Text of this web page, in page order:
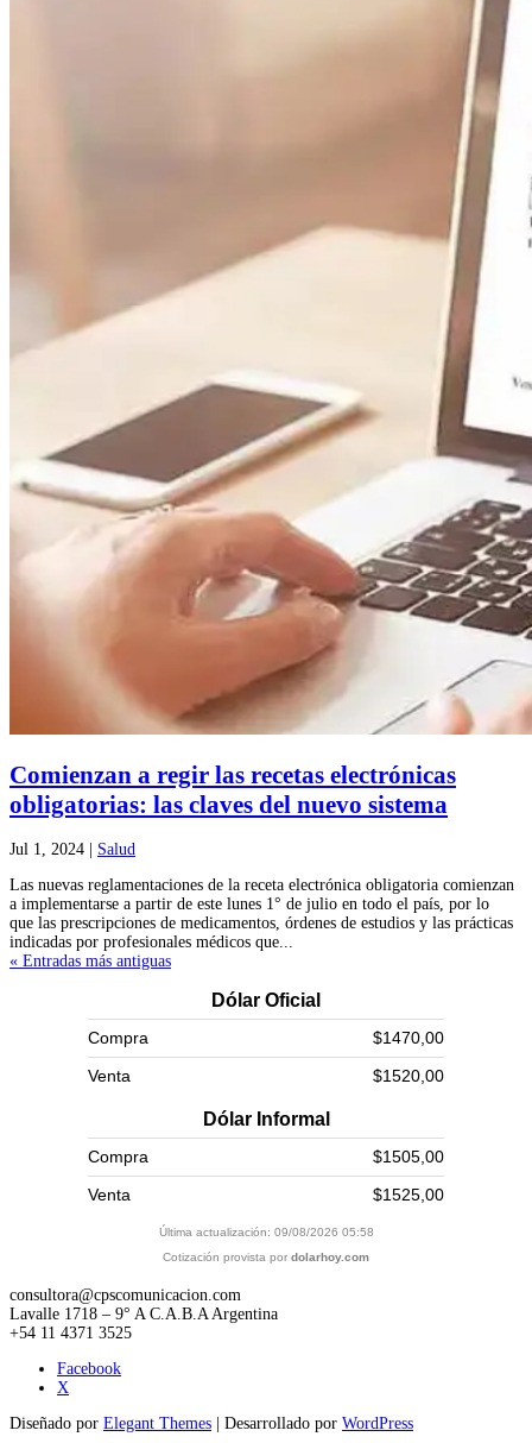
Comienzan a regir las recetas electrónicas
obligatorias: las claves del nuevo sistema
Jul 1, 2024
Salud
Las nuevas reglamentaciones de la receta electrónica obligatoria comienzan
a implementarse a partir de este lunes 1° de julio en todo el país, por lo
que las prescripciones de medicamentos, órdenes de estudios y las prácticas
indicadas por profesionales médicos que...
« Entradas más antiguas
Dólar Oficial
Compra
$1470,00
Venta
$1520,00
Dólar Informal
Compra
$1505,00
Venta
$1525,00
Última actualización: 09/08/2026 05:58
Cotización provista por dolarhoy.com
consultora@cpscomunicacion.com
Lavalle 1718 – 9° A C.A.B.A Argentina
+54 11 4371 3525
Facebook
X
Diseñado por Elegant Themes | Desarrollado por WordPress